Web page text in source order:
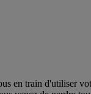
en train d'utiliser